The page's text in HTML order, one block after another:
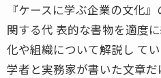
『ケースに学ぶ企業の文化
関する代 表的な書物を適度
化や組織について解説し てい
学者と実務家が書いた文章